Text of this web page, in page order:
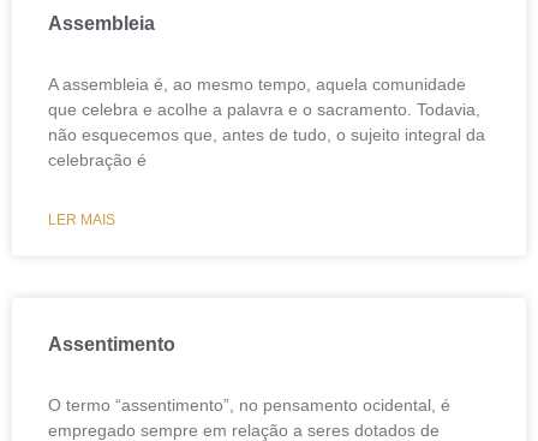
Assembleia
A assembleia é, ao mesmo tempo, aquela comunidade
que celebra e acolhe a palavra e o sacramento. Todavia,
não esquecemos que, antes de tudo, o sujeito integral da
celebração é
LER MAIS
Assentimento
O termo “assentimento”, no pensamento ocidental, é
empregado sempre em relação a seres dotados de